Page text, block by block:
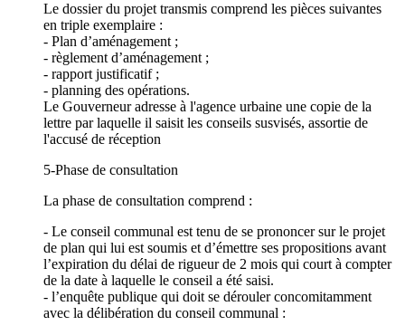
Le dossier du projet transmis comprend les pièces suivantes
en triple exemplaire :
- Plan d’aménagement ;
- règlement d’aménagement ;
- rapport justificatif ;
- planning des opérations.
Le Gouverneur adresse à l'agence urbaine une copie de la
lettre par laquelle il saisit les conseils susvisés, assortie de
l'accusé de réception
5-Phase de consultation
La phase de consultation comprend :
- Le conseil communal est tenu de se prononcer sur le projet
de plan qui lui est soumis et d’émettre ses propositions avant
l’expiration du délai de rigueur de 2 mois qui court à compter
de la date à laquelle le conseil a été saisi.
- l’enquête publique qui doit se dérouler concomitamment
avec la délibération du conseil communal :